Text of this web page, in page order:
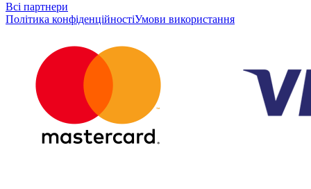
Всі партнери
Політика конфіденційностіУмови використання